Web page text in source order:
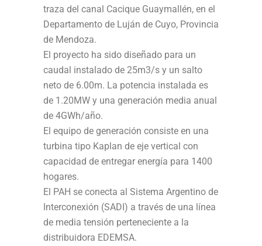
traza del canal Cacique Guaymallén, en el
Departamento de Luján de Cuyo, Provincia
de Mendoza.
El proyecto ha sido diseñado para un
caudal instalado de 25m3/s y un salto
neto de 6.00m. La potencia instalada es
de 1.20MW y una generación media anual
de 4GWh/año.
El equipo de generación consiste en una
turbina tipo Kaplan de eje vertical con
capacidad de entregar energía para 1400
hogares.
El PAH se conecta al Sistema Argentino de
Interconexión (SADI) a través de una línea
de media tensión perteneciente a la
distribuidora EDEMSA.